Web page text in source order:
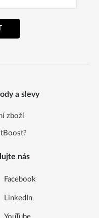
a slevy
zboží
nás
Facebook
LinkedIn